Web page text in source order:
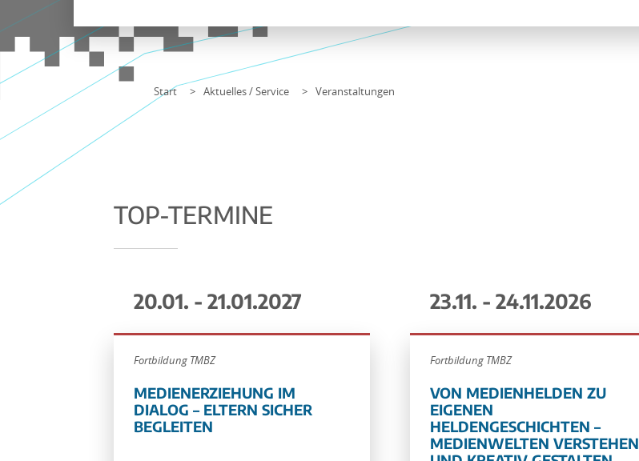
Start Aktuelles / Service Veranstaltungen
TOP-TERMINE
20.01. - 21.01.2027
Fortbildung TMBZ
MEDIENERZIEHUNG IM
DIALOG – ELTERN SICHER
BEGLEITEN
23.11. - 24.11.2026
Fortbildung TMBZ
VON MEDIENHELDEN ZU
EIGENEN
HELDENGESCHICHTEN –
MEDIENWELTEN VERSTEHEN